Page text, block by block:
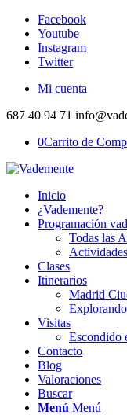
Facebook
Youtube
Instagram
Twitter
Mi cuenta
687 40 94 71
0Carrito de
Inicio
¿Vademente?
Programación
Todas las
Clases
Itinerarios
Madrid
Visitas
Escondido
Contacto
Blog
Valoraciones
Buscar
Menú Menú